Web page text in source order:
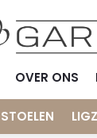
OVER ONS
STOELEN